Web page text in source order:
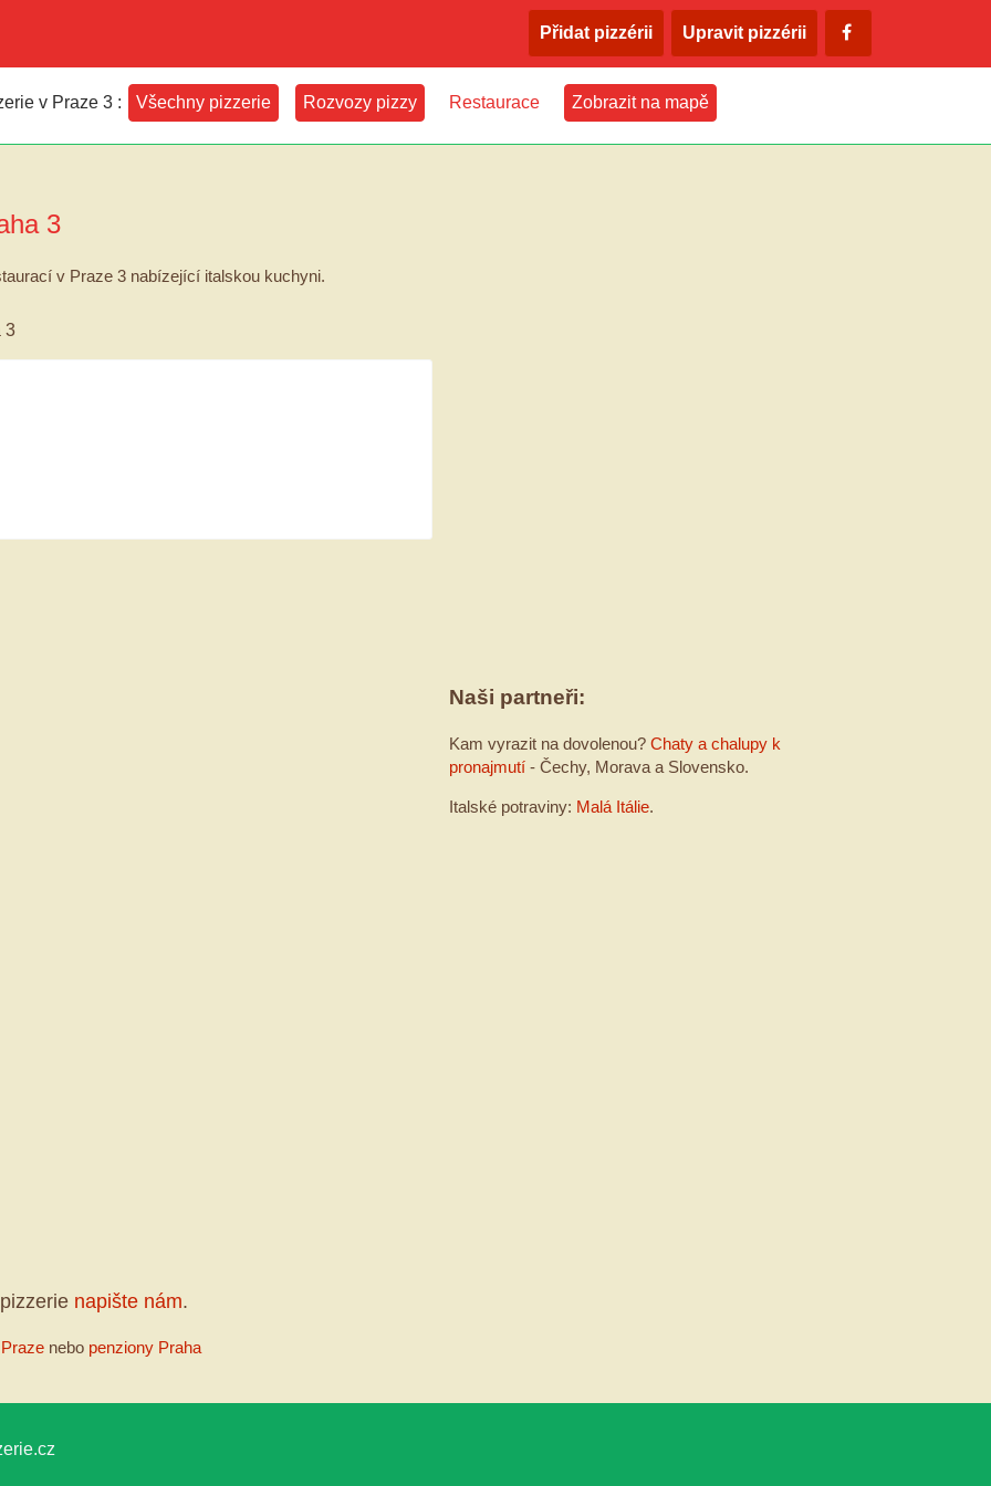
Přidat pizzérii Upravit pizzérii
v Praze 3 : Všechny pizzerie Rozvozy pizzy Restaurace Zobrazit na mapě
3
v Praze 3 nabízející italskou kuchyni.
3
Naši partneři:
Kam vyrazit na dovolenou?Chaty a chalupy k
pronajmutí - Čechy, Morava a Slovensko.
Italské potraviny: Malá Itálie.
napište nám.
nebo penziony Praha